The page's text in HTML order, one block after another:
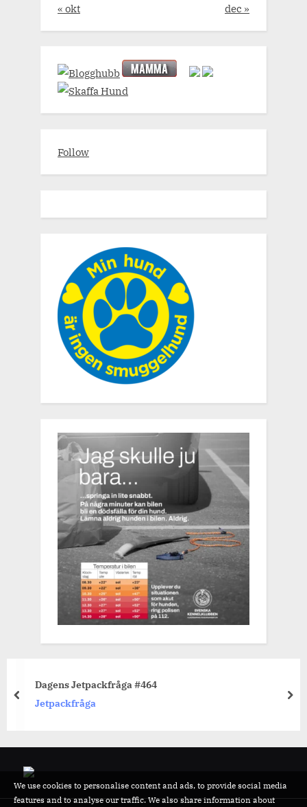
« okt
dec »
Follow
Dagens Jetpackfråga #464
Jetpackfråga
prev
We use cookies to personalise content and ads, to provide social media
features and to analyse our traffic. We also share information about